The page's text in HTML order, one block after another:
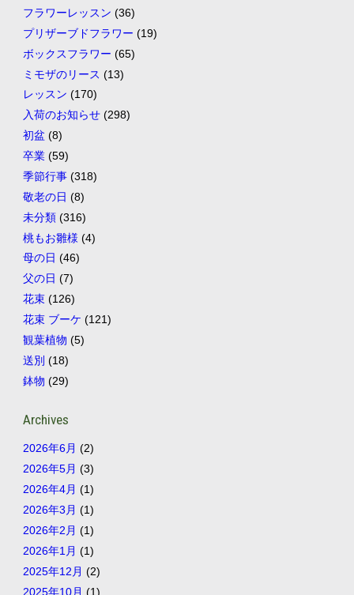
フラワーレッスン (36)
プリザーブドフラワー (19)
ボックスフラワー (65)
ミモザのリース (13)
レッスン (170)
入荷のお知らせ(298)
初盆 (8)
卒業(59)
季節行事(318)
敬老の日 (8)
未分類(316)
桃もお雛様 (4)
母の日 (46)
父の日 (7)
花束(126)
花束 ブーケ (121)
観葉植物 (5)
送別 (18)
鉢物 (29)
Archives
2026年6月 (2)
2026年5月 (3)
2026年4月 (1)
2026年3月 (1)
2026年2月 (1)
2026年1月 (1)
2025年12月 (2)
2025年10月 (1)